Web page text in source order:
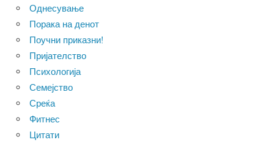
Однесување
Порака на денот
Поучни приказни!
Пријателство
Психологија
Семејство
Среќа
Фитнес
Цитати